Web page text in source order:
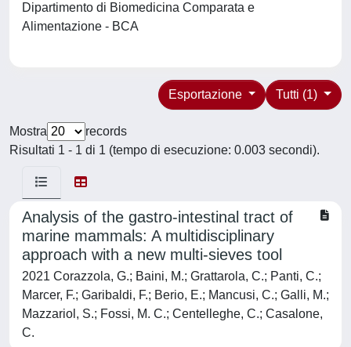
Dipartimento di Biomedicina Comparata e
Alimentazione - BCA
Tutti (1)
Esportazione
Mostra
records
Risultati 1 - 1 di 1 (tempo di esecuzione: 0.003 secondi).
Analysis of the gastro-intestinal tract of
marine mammals: A multidisciplinary
approach with a new multi-sieves tool
2021 Corazzola, G.; Baini, M.; Grattarola, C.; Panti, C.;
Marcer, F.; Garibaldi, F.; Berio, E.; Mancusi, C.; Galli, M.;
Mazzariol, S.; Fossi, M. C.; Centelleghe, C.; Casalone,
C.